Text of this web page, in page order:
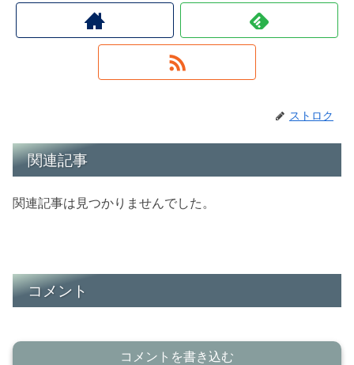
ストロク
関連記事
関連記事は見つかりませんでした。
コメント
コメントを書き込む